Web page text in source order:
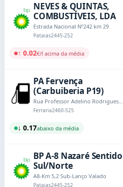
NEVES & QUINTAS,
COMBUSTÍVEIS, LDA
Estrada Nacional Nº242 km 29
Pataias2445-252
↑ 0.02€/l acima da média
PA Fervença
(Carbuiberia P19)
Rua Professor Adelino Rodrigues nº 24 - Fervença
Ferraria2460-525
↓ 0.17abaixo da média
BP A-8 Nazaré Sentido
Sul/Norte
A8-Km 5,2 Sub-Lanço Valado
Pataias2445-252